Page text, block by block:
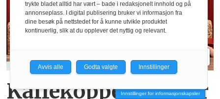
Kaffekoppen binder
Innstillinger for informasjonskapsler
trykte bladet alltid har vært – bade i redaksjonelt innhold og på
annonseplass. I digital publisering bruker vi informasjon fra
dine besøk på nettstedet for å kunne utvikle produktet
kontinuerlig, slik at du opplever det nyttig og relevant.
Avvis alle Godta valgte Innstillinger